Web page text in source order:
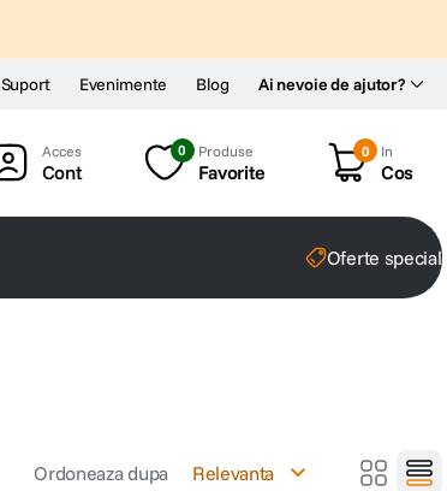
Ai nevoie de ajutor?
Suport Evenimente Blog
Cont
0 Produse
Favorite
0 In
Cos
Oferte
Ordoneaza dupa Relevanta